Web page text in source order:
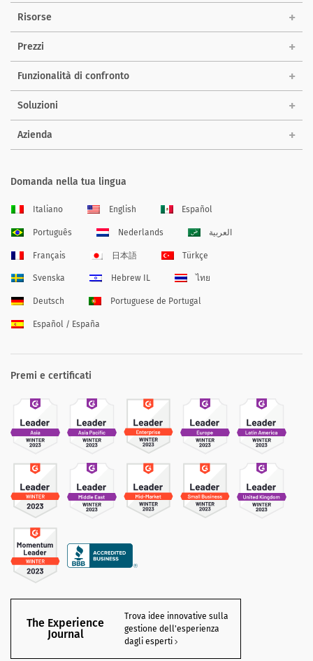
Risorse
Prezzi
Funzionalità di confronto
Soluzioni
Azienda
Domanda nella tua lingua
Italiano English Español
Português Nederlands العربية
Français 日本語 Türkçe
Svenska Hebrew IL ไทย
Deutsch Portuguese de Portugal
Español / España
Premi e certificati
The Experience
Journal
Trova idee innovative sulla
gestione dell'esperienza
dagli esperti